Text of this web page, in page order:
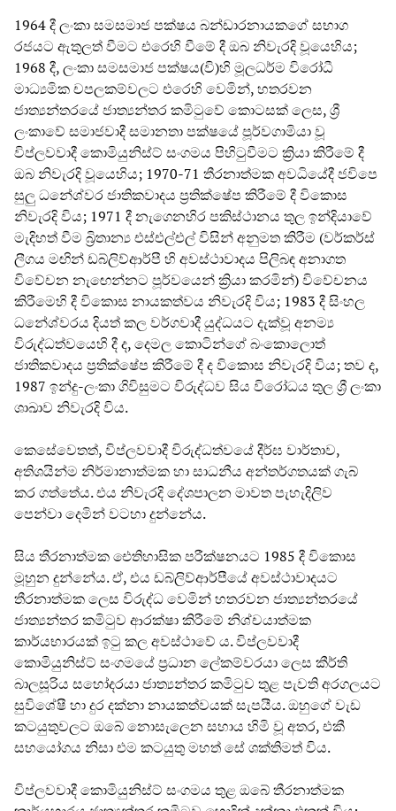
1964 දී ලංකා සමසමාජ පක්ෂය බන්ඩාරනායකගේ සභාග
රජයට ඇතුලත් වීමට එරෙහි වීමේ දී ඔබ නිවැරදි වූයෙහිය;
1968 දී, ලංකා සමසමාජ පක්ෂය(වි)හි මූලධර්ම විරෝධී
මාධ්‍යමික චපලකම්වලට එරෙහි වෙමින්, හතරවන
ජාත්‍යන්තරයේ ජාත්‍යන්තර කමිටුවේ කොටසක් ලෙස, ශ්‍රී
ලංකාවේ සමාජවාදී සමානතා පක්ෂයේ පූර්වගාමියා වූ
විප්ලවවාදී කොමියුනිස්ට් සංගමය පිහිටුවීමට ක්‍රියා කිරීමේ දී
ඔබ නිවැරදි වූයෙහිය; 1970-71 තීරනාත්මක අවධියේදී ජවිපෙ
සුලු ධනේශ්වර ජාතිකවාදය ප්‍රතික්ෂේප කිරීමේ දී විකොස
නිවැරදි විය; 1971 දී නැගෙනහිර පකිස්ථානය තුල ඉන්දියාවේ
මැදිහත් වීම බ්‍රිතාන්‍ය එස්එල්එල් විසින් අනුමත කිරීම (වර්කර්ස්
ලීගය මඟින් ඩබ්ලිව්ආර්පී හි අවස්ථාවාදය පිලිබඳ අනාගත
විවේචන නැඟෙන්නට පූර්වයෙන් ක්‍රියා කරමින්) විවේචනය
කිරීමෙහි දී විකොස නායකත්වය නිවැරදි විය; 1983 දී සිංහල
ධනේශ්වරය දියත් කල වර්ගවාදී යුද්ධයට දැක්වූ අනම්‍ය
විරුද්ධත්වයෙහි දී ද, දෙමල කොටින්ගේ බංකොලොත්
ජාතිකවාදය ප්‍රතික්ෂේප කිරීමේ දී ද විකොස නිවැරදි විය; තව ද,
1987 ඉන්දු-ලංකා ගිවිසුමට විරුද්ධව සිය විරෝධය තුල ශ්‍රී ලංකා
ශාඛාව නිවැරදි විය.
කෙසේවෙතත්, විප්ලවවාදී විරුද්ධත්වයේ දීර්ඝ වාර්තාව,
අතිශයින්ම නිර්මානාත්මක හා සාධනීය අන්තර්ගතයක් ගැබ්
කර ගත්තේය. එය නිවැරදි දේශපාලන මාවත පැහැදිලිව
පෙන්වා දෙමින් වටහා දුන්නේය.
සිය තීරනාත්මක ඓතිහාසික පරීක්ෂනයට 1985 දී විකොස
මූහුන දුන්නේය. ඒ, එය ඩබ්ලිව්ආර්පීයේ අවස්ථාවාදයට
තීරනාත්මක ලෙස විරුද්ධ වෙමින් හතරවන ජාත්‍යන්තරයේ
ජාත්‍යන්තර කමිටුව ආරක්ෂා කිරීමේ නිශ්චයාත්මක
කාර්යභාරයක් ඉටු කල අවස්ථාවේ ය. විප්ලවවාදී
කොමියුනිස්ට් සංගමයේ ප්‍රධාන ලේකම්වරයා ලෙස කීර්ති
බාලසූරිය සහෝදරයා ජාත්‍යන්තර කමිටුව තුළ පැවති අරගලයට
සුවිශේෂී හා දුර දක්නා නායකත්වයක් සැපයීය. ඔහුගේ වැඩ
කටයුතුවලට ඔබේ නොසැලෙන සහාය හිමි වූ අතර, එකී
සහයෝගය නිසා එම කටයුතු මහත් සේ ශක්තිමත් විය.
විප්ලවවාදී කොමියුනිස්ට් සංගමය තුළ ඔබේ තීරනාත්මක